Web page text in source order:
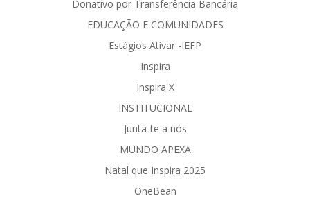
Donativo por Transferência Bancária
EDUCAÇÃO E COMUNIDADES
Estágios Ativar -IEFP
Inspira
Inspira X
INSTITUCIONAL
Junta-te a nós
MUNDO APEXA
Natal que Inspira 2025
OneBean